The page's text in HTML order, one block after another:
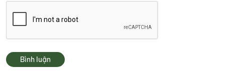
Bình luận